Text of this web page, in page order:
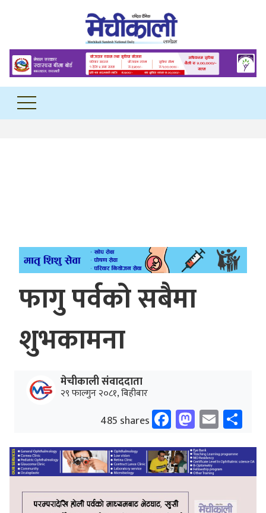
फागु पर्वको सबैमा
शुभकामना
मेचीकाली संवाददाता
२९ फाल्गुन २०८१, बिहीबार
485 shares Facebook
Email